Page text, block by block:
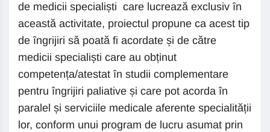
de medicii specialiști care lucrează exclusiv în
această activitate, proiectul propune ca acest tip
de îngrijiri să poată fi acordate și de către
medicii specialiști care au obținut
competența/atestat în studii complementare
pentru îngrijiri paliative și care pot acorda în
paralel și serviciile medicale aferente specialității
lor, conform unui program de lucru asumat prin